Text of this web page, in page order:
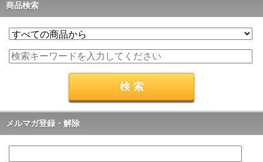
商品検索
メルマガ登録・解除